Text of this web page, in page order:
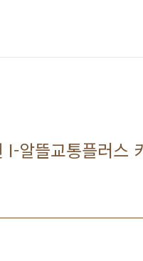
I-알뜰교통플러스